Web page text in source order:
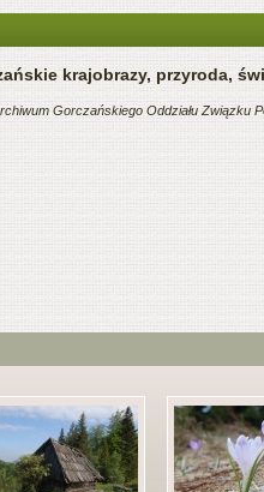
krajobrazy, przyroda,
Gorczańskiego Oddziału Związku